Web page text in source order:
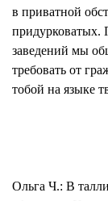
в приватной
придурковатых.
заведений мы
требовать от
тобой на языке
Ольга Ч.: В